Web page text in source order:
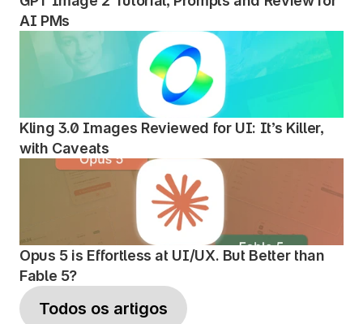
AI PMs
Kling 3.0 Images Reviewed for UI: It’s Killer,
with Caveats
Opus 5 is Effortless at UI/UX. But Better than
Fable 5?
Todos os artigos